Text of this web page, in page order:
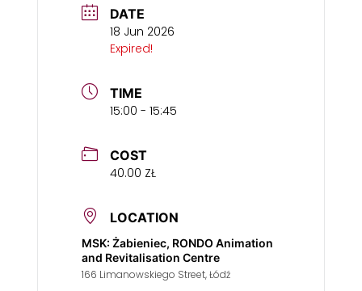
DATE
18 Jun 2026
Expired!
TIME
15:00 - 15:45
COST
40.00 ZŁ
LOCATION
MSK: Żabieniec, RONDO Animation
and Revitalisation Centre
166 Limanowskiego Street, Łódź